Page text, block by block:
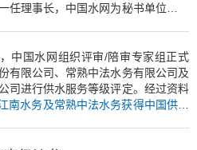
任理事长，中国水网为秘书单位，中
中国水网组织评审/陪审专家组正式
有限公司、常熟中法水务有限公司及
司进行供水服务等级评定。经过资料
南水务及常熟中法水务获得中国供水